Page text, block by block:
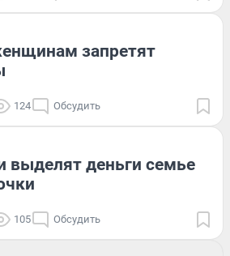
запретят
124 Обсудить
выделят деньги семье
105 Обсудить